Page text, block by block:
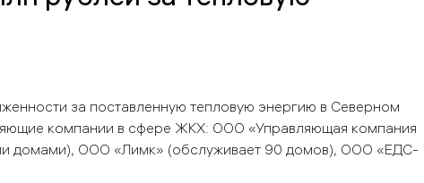
за поставленную тепловую энергию в Северном
компании в сфере ЖКХ: ООО «Управляющая компания
домами), ООО «Лимк» (обслуживает 90 домов), ООО «ЕДС-